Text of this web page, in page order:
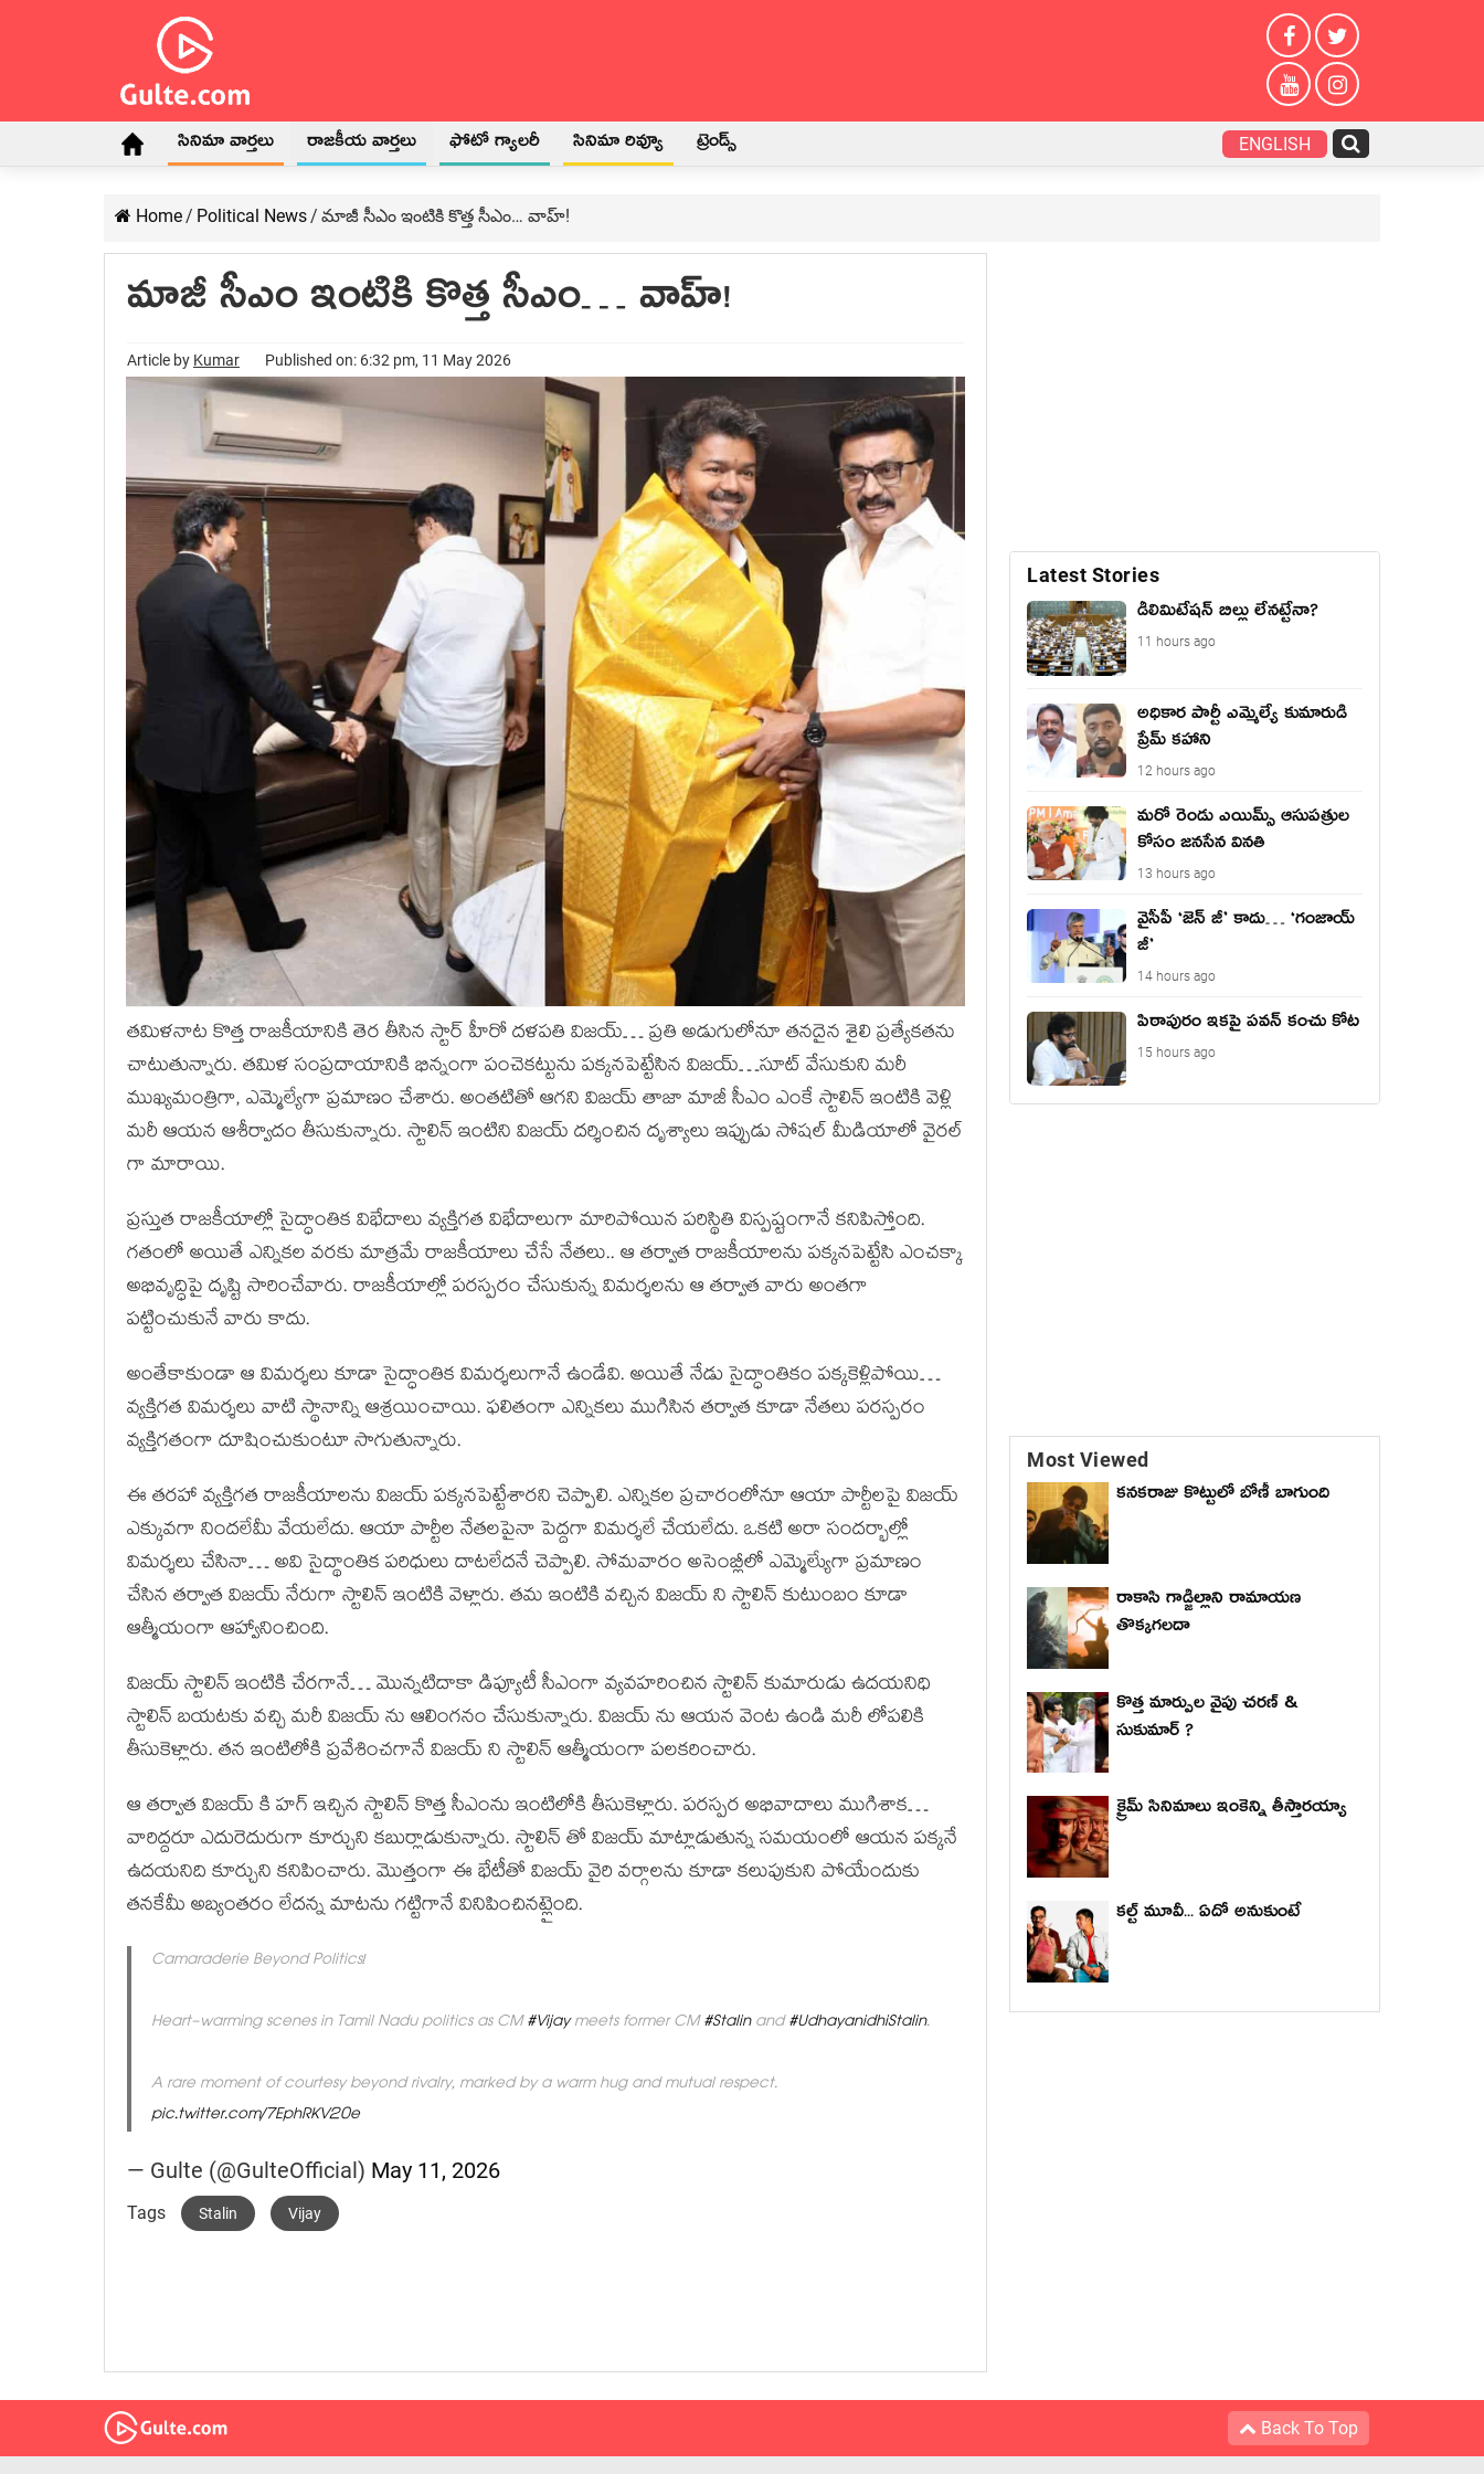
సినిమా వార్తలు రాజకీయ వార్తలు ఫోటో గ్యాలరీ సినిమా రివ్యూ ట్రెండ్స్ ENGLISH
Home/ Political News/ మాజీ సీఎం ఇంటికి కొత్త సీఎం… వాహ్!
మాజీ సీఎం ఇంటికి కొత్త సీఎం… వాహ్!
Article by Kumar Published on: 6:32 pm, 11 May 2026
తమిళనాట కొత్త రాజకీయానికి తెర తీసిన స్టార్ హీరో దళపతి విజయ్… ప్రతి అడుగులోనూ తనదైన శైలి ప్రత్యేకతను
చాటుతున్నారు. తమిళ సంప్రదాయానికి భిన్నంగా పంచెకట్టును పక్కనపెట్టేసిన విజయ్…సూట్ వేసుకుని మరీ
ముఖ్యమంత్రిగా, ఎమ్మెల్యేగా ప్రమాణం చేశారు. అంతటితో ఆగని విజయ్ తాజా మాజీ సీఎం ఎంకే స్టాలిన్ ఇంటికి వెళ్లి
మరీ ఆయన ఆశీర్వాదం తీసుకున్నారు. స్టాలిన్ ఇంటిని విజయ్ దర్శించిన దృశ్యాలు ఇప్పుడు సోషల్ మీడియాలో వైరల్
గా మారాయి.
ప్రస్తుత రాజకీయాల్లో సైద్ధాంతిక విభేదాలు వ్యక్తిగత విభేదాలుగా మారిపోయిన పరిస్థితి విస్పష్టంగానే కనిపిస్తోంది.
గతంలో అయితే ఎన్నికల వరకు మాత్రమే రాజకీయాలు చేసే నేతలు.. ఆ తర్వాత రాజకీయాలను పక్కనపెట్టేసి ఎంచక్కా
అభివృద్ధిపై దృష్టి సారించేవారు. రాజకీయాల్లో పరస్పరం చేసుకున్న విమర్శలను ఆ తర్వాత వారు అంతగా
పట్టించుకునే వారు కాదు.
అంతేకాకుండా ఆ విమర్శలు కూడా సైద్ధాంతిక విమర్శలుగానే ఉండేవి. అయితే నేడు సైద్ధాంతికం పక్కకెళ్లిపోయి…
వ్యక్తిగత విమర్శలు వాటి స్థానాన్ని ఆశ్రయించాయి. ఫలితంగా ఎన్నికలు ముగిసిన తర్వాత కూడా నేతలు పరస్పరం
వ్యక్తిగతంగా దూషించుకుంటూ సాగుతున్నారు.
ఈ తరహా వ్యక్తిగత రాజకీయాలను విజయ్ పక్కనపెట్టేశారని చెప్పాలి. ఎన్నికల ప్రచారంలోనూ ఆయా పార్టీలపై విజయ్
ఎక్కువగా నిందలేమీ వేయలేదు. ఆయా పార్టీల నేతలపైనా పెద్దగా విమర్శలే చేయలేదు. ఒకటి అరా సందర్భాల్లో
విమర్శలు చేసినా… అవి సైద్థాంతిక పరిధులు దాటలేదనే చెప్పాలి. సోమవారం అసెంబ్లీలో ఎమ్మెల్యేుగా ప్రమాణం
చేసిన తర్వాత విజయ్ నేరుగా స్టాలిన్ ఇంటికి వెళ్లారు. తమ ఇంటికి వచ్చిన విజయ్ ని స్టాలిన్ కుటుంబం కూడా
ఆత్మీయంగా ఆహ్వానించింది.
విజయ్ స్టాలిన్ ఇంటికి చేరగానే… మొన్నటిదాకా డిప్యూటీ సీఎంగా వ్యవహరించిన స్టాలిన్ కుమారుడు ఉదయనిధి
స్టాలిన్ బయటకు వచ్చి మరీ విజయ్ ను ఆలింగనం చేసుకున్నారు. విజయ్ ను ఆయన వెంట ఉండి మరీ లోపలికి
తీసుకెళ్లారు. తన ఇంటిలోకి ప్రవేశించగానే విజయ్ ని స్టాలిన్ ఆత్మీయంగా పలకరించారు.
ఆ తర్వాత విజయ్ కి హగ్ ఇచ్చిన స్టాలిన్ కొత్త సీఎంను ఇంటిలోకి తీసుకెళ్లారు. పరస్పర అభివాదాలు ముగిశాక…
వారిద్దరూ ఎదురెదురుగా కూర్చుని కబుర్లాడుకున్నారు. స్టాలిన్ తో విజయ్ మాట్లాడుతున్న సమయంలో ఆయన పక్కనే
ఉదయనిది కూర్చుని కనిపించారు. మొత్తంగా ఈ భేటీతో విజయ్ వైరి వర్గాలను కూడా కలుపుకుని పోయేందుకు
తనకేమీ అబ్యంతరం లేదన్న మాటను గట్టిగానే వినిపించినట్లైంది.
Camaraderie Beyond Politics!
Heart-warming scenes in Tamil Nadu politics as CM#Vijaymeets former CM#Stalinand#UdhayanidhiStalin.
A rare moment of courtesy beyond rivalry, marked by a warm hug and mutual respect.
pic.twitter.com/7EphRKV20e
— Gulte (@GulteOfficial) May 11, 2026
Tags Stalin Vijay
Latest Stories
డీలిమిటేషన్ బిల్లు లేన‌ట్టేనా?
11 hours ago
అధికార పార్టీ ఎమ్మెల్యే కుమారుడి
ప్రేమ్ కహాని
12 hours ago
మరో రెండు ఎయిమ్స్ ఆసుపత్రుల
కోసం జనసేన వినతి
13 hours ago
వైసీపీ ‘జెన్ జీ’ కాదు… ‘గంజాయ్
జీ’
14 hours ago
పిఠాపురం ఇకపై పవన్ కంచు కోట
15 hours ago
Most Viewed
కనకరాజు కొట్టులో బోణీ బాగుంది
రాకాసి గాడ్జిల్లాని రామాయణ
తొక్కగలదా
కొత్త మార్పుల వైపు చరణ్ &
సుకుమార్ ?
క్రైమ్ సినిమాలు ఇంకెన్ని తీస్తారయ్యా
కల్ట్ మూవీ... ఏదో అనుకుంటే
Back To Top